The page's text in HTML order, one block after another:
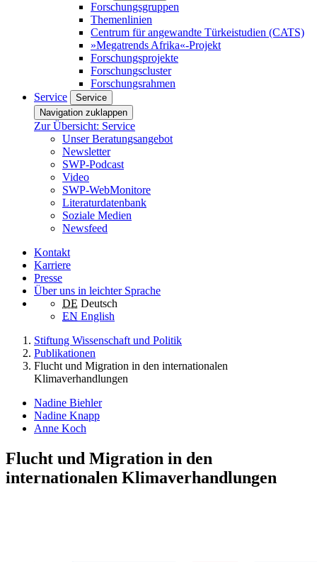
Forschungsgruppen
Themenlinien
Centrum für angewandte Türkeistudien (CATS)
»Megatrends Afrika«-Projekt
Forschungsprojekte
Forschungscluster
Forschungsrahmen
Service
Service
Navigation zuklappen
Zur Übersicht: Service
Unser Beratungsangebot
Newsletter
SWP-Podcast
Video
SWP-WebMonitore
Literaturdatenbank
Soziale Medien
Newsfeed
Kontakt
Karriere
Presse
Über uns in leichter Sprache
DE Deutsch
EN English
Stiftung Wissenschaft und Politik
Publikationen
Flucht und Migration in den internationalen
Klimaverhandlungen
Nadine Biehler
Nadine Knapp
Anne Koch
Flucht und Migration in den
internationalen Klimaverhandlungen